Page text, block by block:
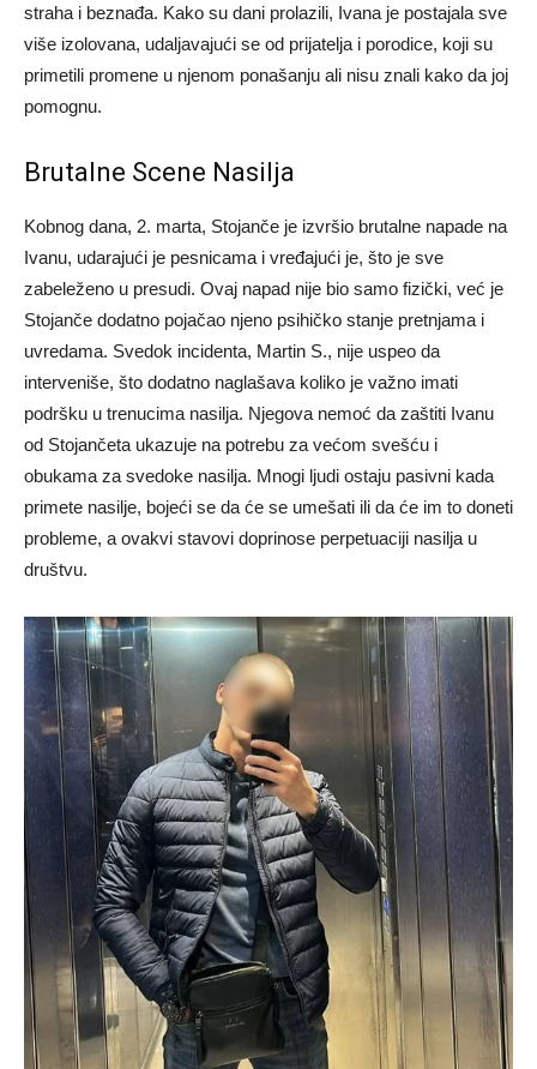
straha i beznađa. Kako su dani prolazili, Ivana je postajala sve
više izolovana, udaljavajući se od prijatelja i porodice, koji su
primetili promene u njenom ponašanju ali nisu znali kako da joj
pomognu.
Brutalne Scene Nasilja
Kobnog dana, 2. marta, Stojanče je izvršio brutalne napade na
Ivanu, udarajući je pesnicama i vređajući je, što je sve
zabeleženo u presudi. Ovaj napad nije bio samo fizički, već je
Stojanče dodatno pojačao njeno psihičko stanje pretnjama i
uvredama. Svedok incidenta, Martin S., nije uspeo da
interveniše, što dodatno naglašava koliko je važno imati
podršku u trenucima nasilja. Njegova nemoć da zaštiti Ivanu
od Stojančeta ukazuje na potrebu za većom svešću i
obukama za svedoke nasilja. Mnogi ljudi ostaju pasivni kada
primete nasilje, bojeći se da će se umešati ili da će im to doneti
probleme, a ovakvi stavovi doprinose perpetuaciji nasilja u
društvu.